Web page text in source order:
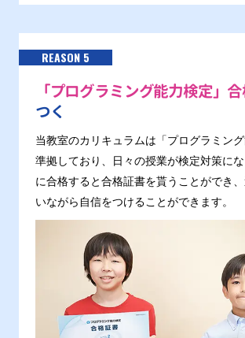
REASON 5
「プログラミング能力検定」
つく
当教室のカリキュラムは「プログラミン
準拠しており、日々の授業が検定対策に
に合格すると合格証書を貰うことができ
いながら自信をつけることができます。